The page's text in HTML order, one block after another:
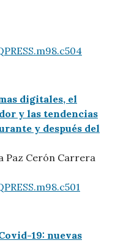
digitales, el
y las tendencias
y después del
Paz Cerón Carrera
19: nuevas